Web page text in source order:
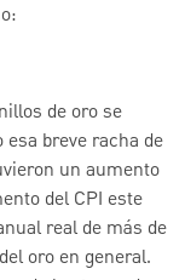
de oro se
breve racha de
un aumento
del CPI este
real de más de
oro en general.